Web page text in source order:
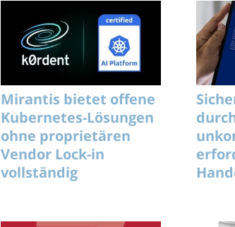
Mirantis bietet offene
Kubernetes-Lösungen
ohne proprietären
Vendor Lock-in
vollständig